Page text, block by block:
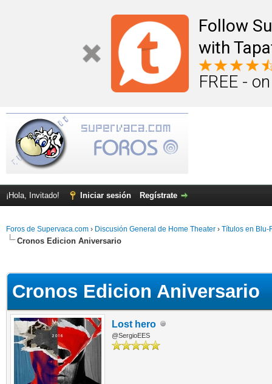
Follow
with
FREE -
¡Hola, Invitado! Iniciar sesión Regístrate
Foros de Supervaca.com › Discusión General de Home Theater › Títulos en Blu-
Cronos Edicion Aniversario
Cronos Edicion Aniversario
Lost hero
@SergioEES